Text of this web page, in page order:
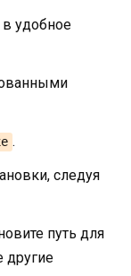
удобное
.
следуя
путь для
другие